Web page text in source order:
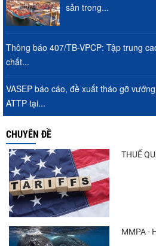
sản trong...
Thông báo 407/TB-VPCP: Tập trung
chất...
VASEP báo cáo, đề xuất tháo gỡ
ATTP tại...
CHUYÊN ĐỀ
THUẾ
MMPA -